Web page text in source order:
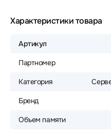
Характеристики товара
Артикул
Партномер
Категория
Бренд
Объем памяти